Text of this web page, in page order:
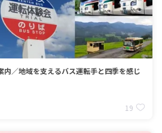
／地域を支えるバス運転手と四季を感じ
19